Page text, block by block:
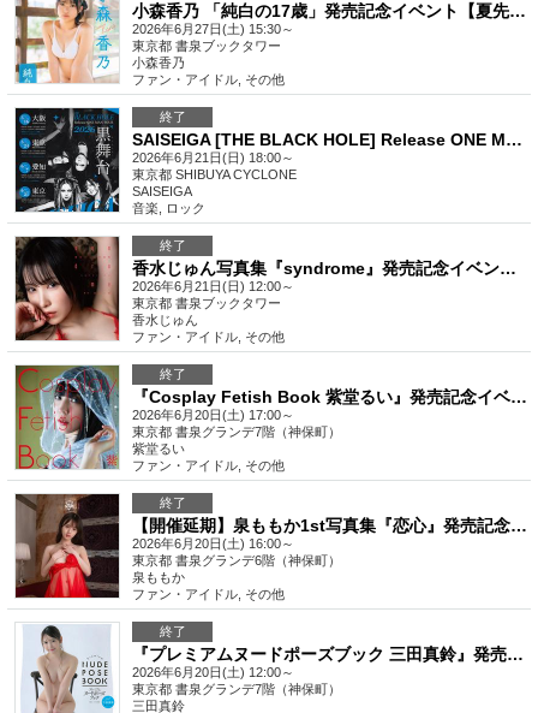
小森香乃 「純白の17歳」発売記念イベント【夏先取り！カリナ×香乃 1st DVDイベント祭】(秋葉原)
2026年6月27日(土) 15:30～
東京都 書泉ブックタワー
小森香乃
ファン・アイドル その他
終了
SAISEIGA [THE BLACK HOLE] Release ONE MAN TOUR 2026「黒舞台」
2026年6月21日(日) 18:00～
東京都 SHIBUYA CYCLONE
SAISEIGA
音楽
ロック
終了
香水じゅん写真集『syndrome』発売記念イベント(秋葉原)
2026年6月21日(日) 12:00～
東京都 書泉ブックタワー
香水じゅん
ファン・アイドル その他
終了
『Cosplay Fetish Book 紫堂るい』発売記念イベント（神保町）
2026年6月20日(土) 17:00～
東京都 書泉グランデ7階（神保町）
紫堂るい
ファン・アイドル その他
終了
【開催延期】泉ももか1st写真集『恋心』発売記念イベント（神保町）
2026年6月20日(土) 16:00～
東京都 書泉グランデ6階（神保町）
泉ももか
ファン・アイドル その他
終了
『プレミアムヌードポーズブック 三田真鈴』発売記念イベント（神保町）
2026年6月20日(土) 12:00～
東京都 書泉グランデ7階（神保町）
三田真鈴